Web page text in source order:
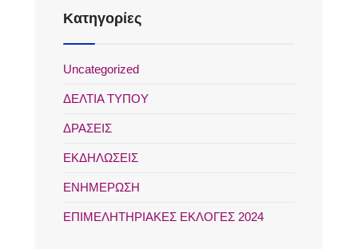
Kατηγορίες
Uncategorized
ΔΕΛΤΙΑ ΤΥΠΟΥ
ΔΡΑΣΕΙΣ
ΕΚΔΗΛΩΣΕΙΣ
ΕΝΗΜΕΡΩΣΗ
ΕΠΙΜΕΛΗΤΗΡΙΑΚΕΣ ΕΚΛΟΓΕΣ 2024